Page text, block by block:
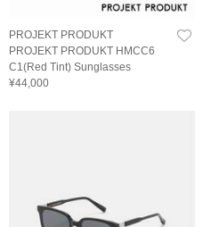
PROJEKT PRODUKT
PROJEKT PRODUKT HMCC6
C1(Red Tint) Sunglasses
¥44,000